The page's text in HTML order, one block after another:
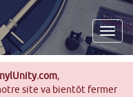
,
site va bientôt fermer